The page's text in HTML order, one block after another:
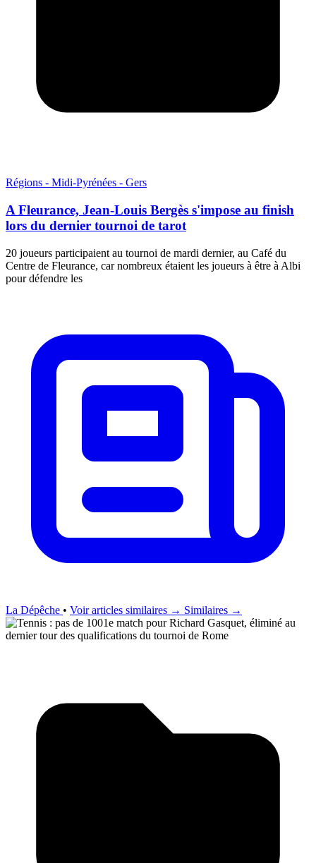
Régions - Midi-Pyrénées - Gers
A Fleurance, Jean-Louis Bergès s'impose au finish
lors du dernier tournoi de tarot
20 joueurs participaient au tournoi de mardi dernier, au Café du
Centre de Fleurance, car nombreux étaient les joueurs à être à Albi
pour défendre les
La Dépêche • Voir articles similaires → Similaires →